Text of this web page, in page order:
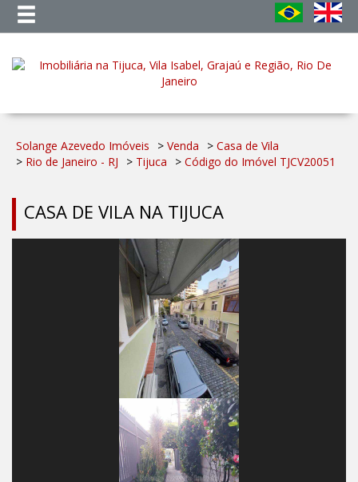
Solange Azevedo Imóveis > Venda > Casa de Vila
> Rio de Janeiro - RJ > Tijuca > Código do Imóvel TJCV20051
CASA DE VILA NA TIJUCA